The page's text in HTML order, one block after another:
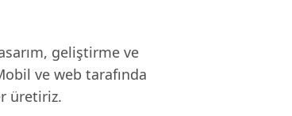
geliştirme ve
ve web tarafında
üretiriz.